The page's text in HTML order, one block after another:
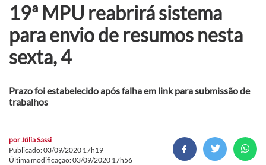
19ª MPU reabrirá sistema
para envio de resumos nesta
sexta, 4
Prazo foi estabelecido após falha em link para submissão de
trabalhos
porJúlia Sassi
Publicado: 03/09/2020 17h19
Última modificação: 03/09/2020 17h56